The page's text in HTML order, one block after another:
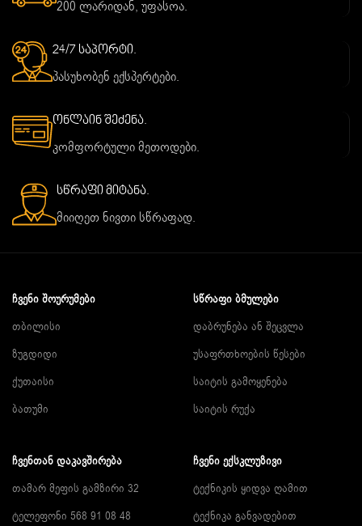
200 ლარიდან, უფასოა.
24/7 საპორტი.
პასუხობენ ექსპერტები.
ონლაინ შეძენა.
კომფორტული მეთოდები.
სწრაფი მიტანა.
მიიღეთ ნივთი სწრაფად.
ᲩᲕᲔᲜᲘ ᲨᲝᲣᲠᲣᲛᲔᲑᲘ
თბილისი
ზუგდიდი
ქუთაისი
ბათუმი
ᲡᲬᲠᲐᲤᲘ ᲑᲛᲣᲚᲔᲑᲘ
დაბრუნება ან შეცვლა
უსაფრთხოების წესები
საიტის გამოყენება
საიტის რუქა
ᲩᲕᲔᲜᲗᲐᲜ ᲓᲐᲙᲐᲕᲨᲘᲠᲔᲑᲐ
თამარ მეფის გამზირი 32
ტელეფონი 568 91 08 48
ᲩᲕᲔᲜᲘ ᲔᲥᲡᲙᲚᲣᲖᲘᲕᲘ
ტექნიკის ყიდვა ღამით
ტექნიკა განვადებით